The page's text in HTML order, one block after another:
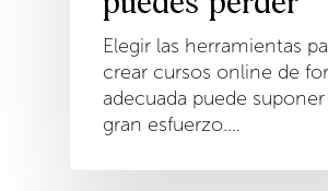
Elegir las herramientas
crear cursos online de
adecuada puede
gran esfuerzo.…